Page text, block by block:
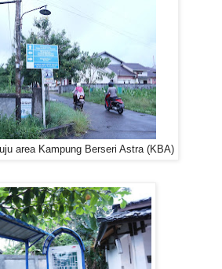
area Kampung Berseri Astra (KBA)